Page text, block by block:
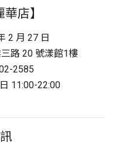
華店】
2 月 27 日
路 20 號漾館1樓
2585
11:00-22:00